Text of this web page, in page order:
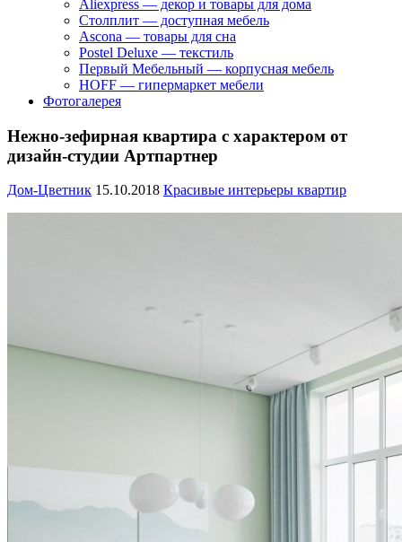
Aliexpress — декор и товары для дома
Столплит — доступная мебель
Ascona — товары для сна
Postel Deluxe — текстиль
Первый Мебельный — корпусная мебель
HOFF — гипермаркет мебели
Фотогалерея
Нежно-зефирная квартира с характером от
дизайн-студии Артпартнер
Дом-Цветник 15.10.2018 Красивые интерьеры квартир